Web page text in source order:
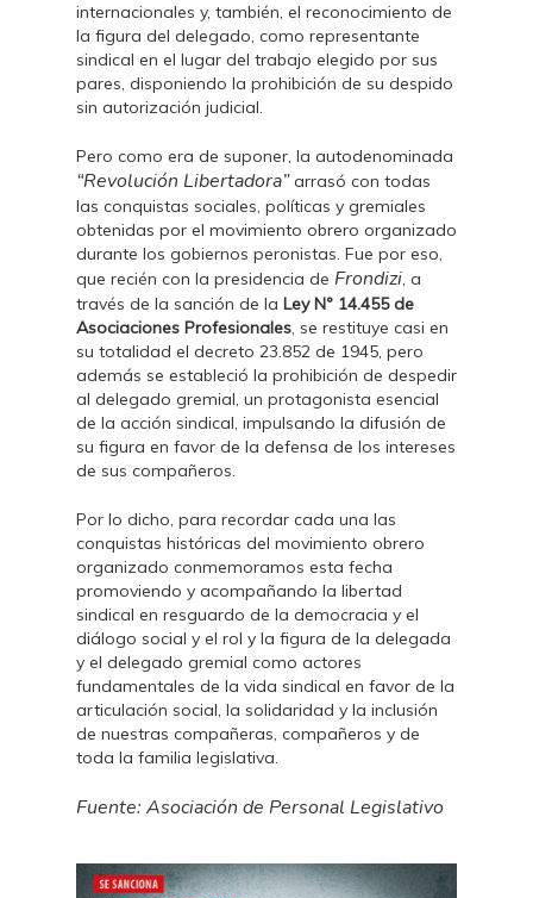
internacionales y, también, el reconocimiento de
la figura del delegado, como representante
sindical en el lugar del trabajo elegido por sus
pares, disponiendo la prohibición de su despido
sin autorización judicial.
Pero como era de suponer, la autodenominada
“Revolución Libertadora”arrasó con todas
las conquistas sociales, políticas y gremiales
obtenidas por el movimiento obrero organizado
durante los gobiernos peronistas. Fue por eso,
que recién con la presidencia de Frondizi, a
través de la sanción de la Ley Nº 14.455 de
Asociaciones Profesionales, se restituye casi en
su totalidad el decreto 23.852 de 1945, pero
además se estableció la prohibición de despedir
al delegado gremial, un protagonista esencial
de la acción sindical, impulsando la difusión de
su figura en favor de la defensa de los intereses
de sus compañeros.
Por lo dicho, para recordar cada una las
conquistas históricas del movimiento obrero
organizado conmemoramos esta fecha
promoviendo y acompañando la libertad
sindical en resguardo de la democracia y el
diálogo social y el rol y la figura de la delegada
y el delegado gremial como actores
fundamentales de la vida sindical en favor de la
articulación social, la solidaridad y la inclusión
de nuestras compañeras, compañeros y de
toda la familia legislativa.
Fuente: Asociación de Personal Legislativo